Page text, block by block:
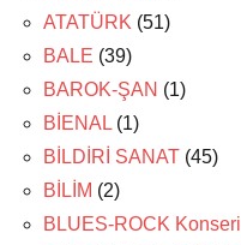
ATATÜRK (51)
BALE (39)
BAROK-ŞAN (1)
BİENAL (1)
BİLDİRİ SANAT (45)
BİLİM (2)
BLUES-ROCK Konseri